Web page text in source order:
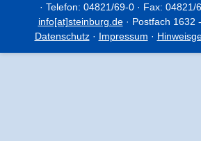
· Telefon: 04821/69-0 · Fax: 04821/
info[at]steinburg.de· Postfach 1632
Datenschutz· Impressum ·